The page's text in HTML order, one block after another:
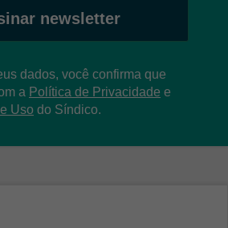
newsletter
dados, você confirma que
a Política de Privacidade e
Uso do Síndico.